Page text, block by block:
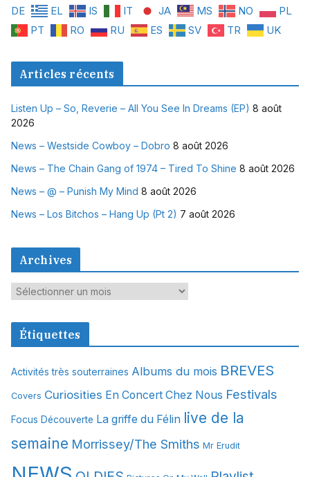
DE
EL IS IT JA MS NO
PL
PT
RO RU ES SV TR UK
Articles récents
Listen Up – So, Reverie – All You See In Dreams (EP) 8 août
2026
News – Westside Cowboy – Dobro 8 août 2026
News – The Chain Gang of 1974 – Tired To Shine 8 août 2026
News – @ – Punish My Mind 8 août 2026
News – Los Bitchos – Hang Up (Pt 2) 7 août 2026
Archives
A
c
v
e
Étiquettes
Activités très souterraines Albums du mois BREVES
Covers Curiosities En Concert Chez Nous Festivals
Focus Découverte La griffe du Félin live de la
semaine Morrissey/The Smiths Mr Erudit